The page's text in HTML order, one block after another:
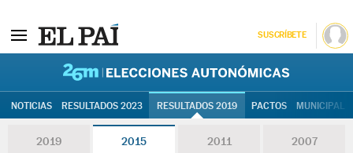
SUSCRÍBETE
NOTICIAS RESULTADOS 2023 RESULTADOS 2019 PACTOS
2019 2015 2011 2007